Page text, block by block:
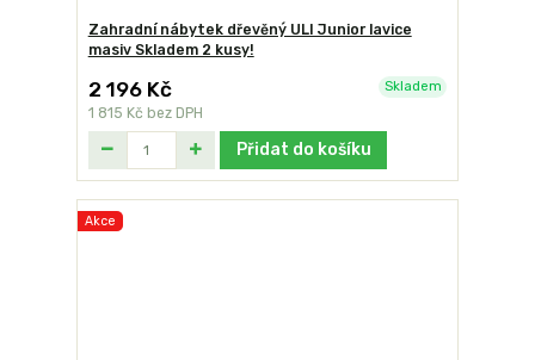
Zahradní nábytek dřevěný ULI Junior lavice
masiv Skladem 2 kusy!
2 196 Kč
1 815 Kč bez DPH
Skladem
Přidat do košíku
Akce